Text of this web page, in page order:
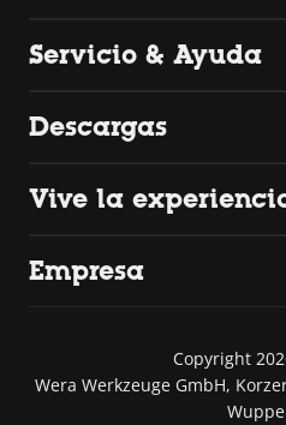
Servicio & Ayuda
Descargas
Vive la
Empresa
Copyright
Wera Werkzeuge GmbH,